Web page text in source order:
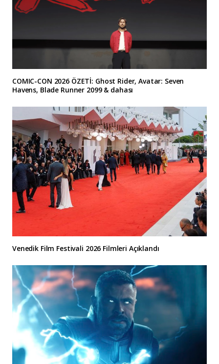
COMIC-CON 2026 ÖZETİ: Ghost Rider, Avatar: Seven
Havens, Blade Runner 2099 & dahası
Venedik Film Festivali 2026 Filmleri Açıklandı